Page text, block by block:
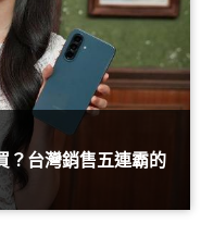
？台灣銷售五連霸的